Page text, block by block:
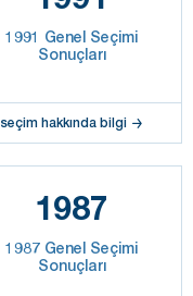
1991 Genel Seçimi
Sonuçları
seçim hakkında bilgi
1987
1987 Genel Seçimi
Sonuçları